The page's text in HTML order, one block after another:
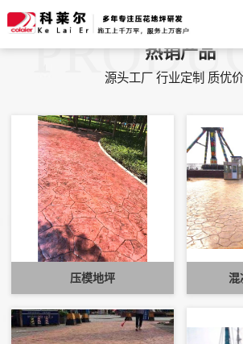
热销产品
源头工厂 行业定制 质优
压模地坪 混